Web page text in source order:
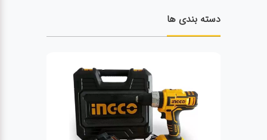
دسته بندی ها